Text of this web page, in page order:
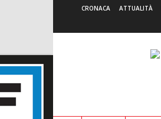
CRONACA ATTUALITÀ